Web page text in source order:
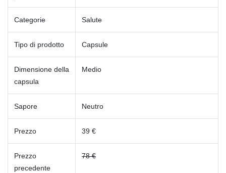
Categorie Salute
Tipo di prodotto Capsule
Dimensione della
capsula
Medio
Sapore Neutro
Prezzo 39 €
Prezzo
precedente
78 €